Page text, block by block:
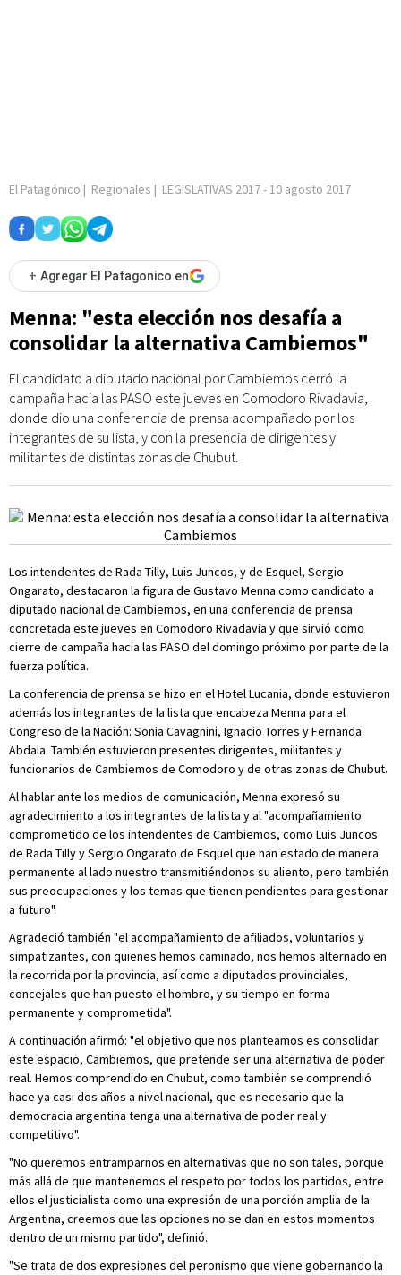
El Patagónico | Regionales | LEGISLATIVAS 2017- 10 agosto 2017
+ Agregar El Patagonico en
Menna: "esta elección nos desafía a
consolidar la alternativa Cambiemos"
El candidato a diputado nacional por Cambiemos cerró la
campaña hacia las PASO este jueves en Comodoro Rivadavia,
donde dio una conferencia de prensa acompañado por los
integrantes de su lista, y con la presencia de dirigentes y
militantes de distintas zonas de Chubut.
Los intendentes de Rada Tilly, Luis Juncos, y de Esquel, Sergio
Ongarato, destacaron la figura de Gustavo Menna como candidato a
diputado nacional de Cambiemos, en una conferencia de prensa
concretada este jueves en Comodoro Rivadavia y que sirvió como
cierre de campaña hacia las PASO del domingo próximo por parte de la
fuerza política.
La conferencia de prensa se hizo en el Hotel Lucania, donde estuvieron
además los integrantes de la lista que encabeza Menna para el
Congreso de la Nación: Sonia Cavagnini, Ignacio Torres y Fernanda
Abdala. También estuvieron presentes dirigentes, militantes y
funcionarios de Cambiemos de Comodoro y de otras zonas de Chubut.
Al hablar ante los medios de comunicación, Menna expresó su
agradecimiento a los integrantes de la lista y al "acompañamiento
comprometido de los intendentes de Cambiemos, como Luis Juncos
de Rada Tilly y Sergio Ongarato de Esquel que han estado de manera
permanente al lado nuestro transmitiéndonos su aliento, pero también
sus preocupaciones y los temas que tienen pendientes para gestionar
a futuro".
Agradeció también "el acompañamiento de afiliados, voluntarios y
simpatizantes, con quienes hemos caminado, nos hemos alternado en
la recorrida por la provincia, así como a diputados provinciales,
concejales que han puesto el hombro, y su tiempo en forma
permanente y comprometida".
A continuación afirmó: "el objetivo que nos planteamos es consolidar
este espacio, Cambiemos, que pretende ser una alternativa de poder
real. Hemos comprendido en Chubut, como también se comprendió
hace ya casi dos años a nivel nacional, que es necesario que la
democracia argentina tenga una alternativa de poder real y
competitivo".
"No queremos entramparnos en alternativas que no son tales, porque
más allá de que mantenemos el respeto por todos los partidos, entre
ellos el justicialista como una expresión de una porción amplia de la
Argentina, creemos que las opciones no se dan en estos momentos
dentro de un mismo partido", definió.
"Se trata de dos expresiones del peronismo que viene gobernando la